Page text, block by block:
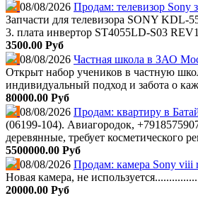
08/08/2026 Продам: телевизор
Зaпчaсти для тeлевизорa SONY KDL-
3. плата инвертор ST4055LD-S03
3500.00 Руб
08/08/2026 Частная школа в ЗАО
Открыт набор учеников в частную
индивидуальный подход и забота о
80000.00 Руб
08/08/2026 Продам: квартиру в
(06199-104). Авиагородок,
деревянные, требует косметического
5500000.00 Руб
08/08/2026 Продам: камера Sony viii
Новая камера, не
20000.00 Руб